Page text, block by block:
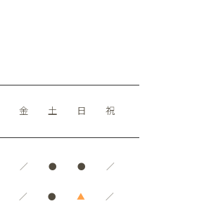
金 土 日 祝
／ ● ● ／
／ ● ▲ ／